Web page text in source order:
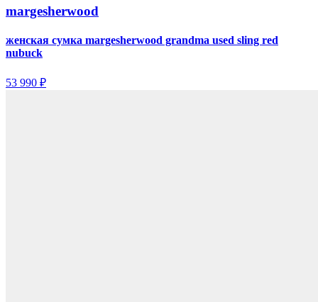
margesherwood
женская сумка margesherwood grandma used sling red
nubuck
53 990 ₽